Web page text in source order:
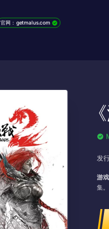
官网：getmalus.com
发
游
集